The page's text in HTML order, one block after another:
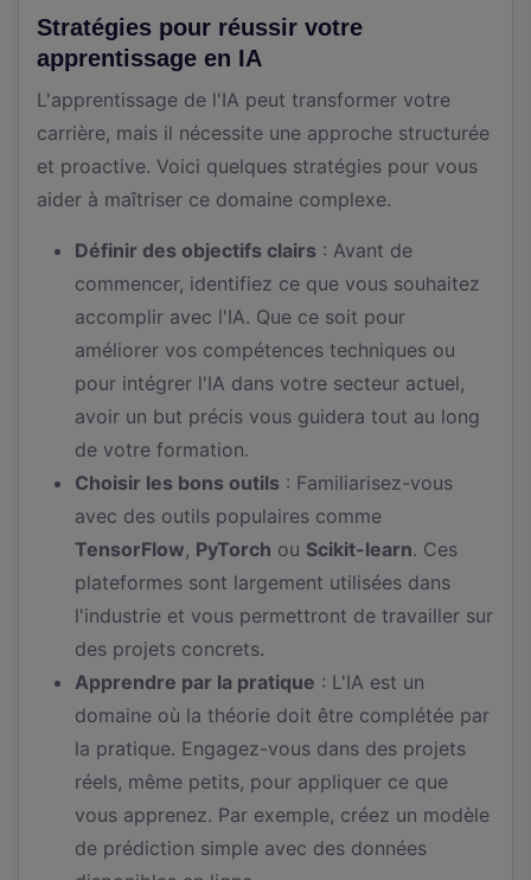
Stratégies pour réussir votre
apprentissage en IA
L'apprentissage de l'IA peut transformer votre
carrière, mais il nécessite une approche structurée
et proactive. Voici quelques stratégies pour vous
aider à maîtriser ce domaine complexe.
Définir des objectifs clairs : Avant de
commencer, identifiez ce que vous souhaitez
accomplir avec l'IA. Que ce soit pour
améliorer vos compétences techniques ou
pour intégrer l'IA dans votre secteur actuel,
avoir un but précis vous guidera tout au long
de votre formation.
Choisir les bons outils : Familiarisez-vous
avec des outils populaires comme
TensorFlow, PyTorch ou Scikit-learn. Ces
plateformes sont largement utilisées dans
l'industrie et vous permettront de travailler sur
des projets concrets.
Apprendre par la pratique : L'IA est un
domaine où la théorie doit être complétée par
la pratique. Engagez-vous dans des projets
réels, même petits, pour appliquer ce que
vous apprenez. Par exemple, créez un modèle
de prédiction simple avec des données